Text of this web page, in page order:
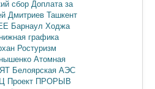
сбор Доплата за
Дмитриев Ташкент
Барнаул Ходжа
графика
Ростуризм
Атомная
Белоярская АЭС
Проект ПРОРЫВ